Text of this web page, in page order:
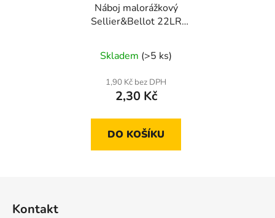
Náboj malorážkový
Sellier&Bellot 22LR
Skladem (>5 ks)
1,90 Kč bez DPH
2,30 Kč
DO KOŠÍKU
Kontakt